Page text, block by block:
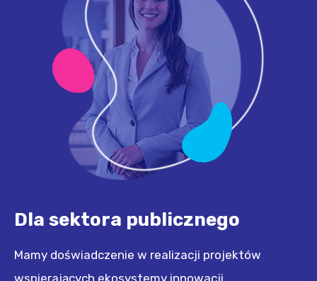
Dla sektora publicznego
Mamy doświadczenie w realizacji projektów
wspierających ekosystemy innowacji